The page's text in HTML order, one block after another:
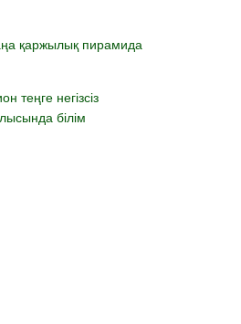
қаржылық пирамида
теңге негізсіз
білім